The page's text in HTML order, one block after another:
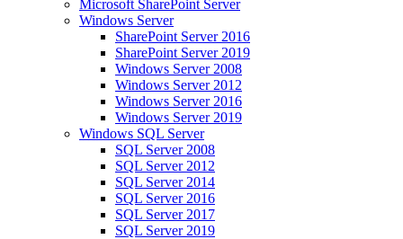
Microsoft SharePoint Server
Windows Server
SharePoint Server 2016
SharePoint Server 2019
Windows Server 2008
Windows Server 2012
Windows Server 2016
Windows Server 2019
Windows SQL Server
SQL Server 2008
SQL Server 2012
SQL Server 2014
SQL Server 2016
SQL Server 2017
SQL Server 2019